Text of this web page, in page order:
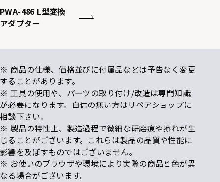
PWA-486 L型変換
アダプター
※ 商品の仕様、価格並びに付属品などは予告なく変更
することがあります。
※ 工具の使用や、パーツの取り付け/改造は専門知識
が必要になります。自信の無い方はリペアショップに
相談下さい。
※ 製品の特性上、製造過程で微細な研磨痕や擦れが生
じることがございます。これらは製品の品質や性能に
影響を及ぼすものではございません。
※ お使いのブラウザや環境により実際の商品と色が異
なる場合がございます。